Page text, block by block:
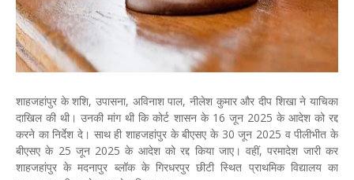
शाहजहांपुर के शशि, उपासना, अविनाश पाल, नीलेश कुमार और दीप शिखा ने याचिका
दाखिल की थी। उनकी मांग थी कि कोर्ट शासन के 16 जून 2025 के आदेश को रद्द
करने का निर्देश दे। साथ ही शाहजहांपुर के बीएसए के 30 जून 2025 व पीलीभीत के
बीएसए के 25 जून 2025 के आदेश को रद्द किया जाए। वहीं, परमादेश जारी कर
शाहजहांपुर के मदनापुर ब्लॉक के गिरधरपुर छीटी स्थित प्राथमिक विद्यालय का